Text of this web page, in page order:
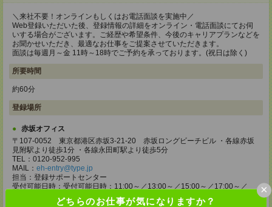
どちらのお仕事が気になりますか？
×
＼来社不要！オンラインもしくはお電話面談を実施中／
Web登録いただいた後、登録情報の詳細をオンライン・電話面談にてお伺
いする場合がございます。ご経歴や希望条件、今後のキャリアプランなどを
お聞かせいただき、最適なお仕事をご提案させていただきます。
面談は毎週月～金 11時～18時でご予約を承っております。(祝日は除く)
所要時間
約60分
登録場所
赤坂オフィス
〒107-0052 東京都港区赤坂3-21-20 赤坂ロングビーチビル ・各線赤坂
見附駅より徒歩1分 ・各線永田町駅より徒歩5分
TEL：0120-952-995
MAIL： eh-entry@type.jp
担当：登録サポートセンター
受付可能日時：受付可能日時：11:00～／13:00～／15:00～／17:00～／